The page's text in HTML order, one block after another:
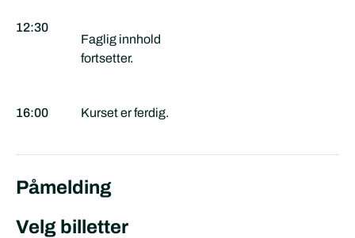
12:30
Faglig innhold
fortsetter.
16:00 Kurset er ferdig.
Påmelding
Velg billetter